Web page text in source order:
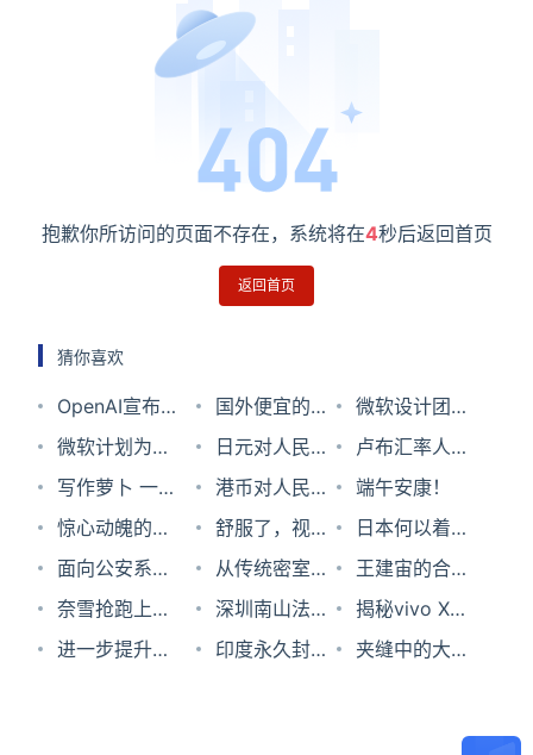
抱歉你所访问的页面不存在，系统将在4秒后返回首页
返回首页
猜你喜欢
OpenAI宣布
将启动广告测
试 以提升
ChatGPT的营
收能力
国外便宜的
SSL证书品牌
推荐
微软设计团队
再次更新
Microsoft
Office系列组
件图标 设计理
念为流动性
微软计划为新
版Outlook添
加PST离线数
据文件支持
日元对人民币
汇率2023年8
月1日
卢布汇率人民
币2023年6月
30日
写作萝卜 一站
式AI智能写作
平台
港币对人民币
汇率2022年7
月9日
端午安康！
惊心动魄的浪
费时间，是男
人就点1000下
舒服了，视频
也能像音乐一
样听
日本何以着力
构建“准同盟”
战略体系
面向公安系统
的5G专网分
类及部署研究
从传统密室到
剧本杀，解密
世界的新宠？
王建宙的合村
回忆：首次公
开插队生活与
奈雪抢跑上
市，高端茶饮
深圳南山法院
一审判决认
揭秘vivo X60
Pro+：“影像
进一步提升企
印度永久封禁
夹缝中的大生
商创业年销过